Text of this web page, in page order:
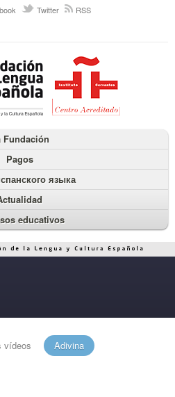
Twitter
RSS
Fundación
Pagos
языка
educativos
vídeos Adivina